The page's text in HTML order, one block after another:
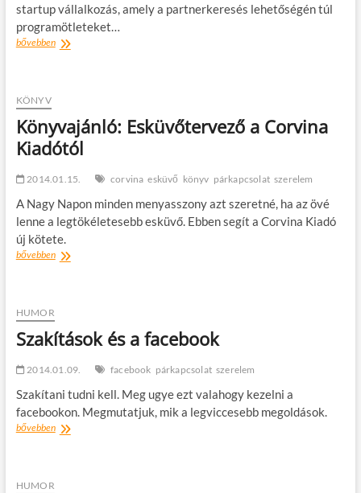
startup vállalkozás, amely a partnerkeresés lehetőségén túl
programötleteket…
bővebbenAz
az
online
társkeresők
KÖNYV
Könyvajánló: Esküvőtervező a Corvina
Kiadótól
2014.01.15. corvina esküvő könyv párkapcsolat szerelem
A Nagy Napon minden menyasszony azt szeretné, ha az övé
lenne a legtökéletesebb esküvő. Ebben segít a Corvina Kiadó
új kötete.
bővebbenKönyvajánló:
HUMOR
Szakítások és a facebook
2014.01.09. facebook párkapcsolat szerelem
Szakítani tudni kell. Meg ugye ezt valahogy kezelni a
facebookon. Megmutatjuk, mik a legviccesebb megoldások.
bővebbenSzakítások
HUMOR